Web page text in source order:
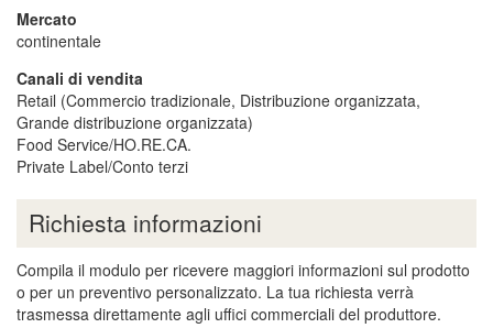
Mercato
continentale
Canali di vendita
Retail (Commercio tradizionale, Distribuzione organizzata,
Grande distribuzione organizzata)
Food Service/HO.RE.CA.
Private Label/Conto terzi
Richiesta informazioni
Compila il modulo per ricevere maggiori informazioni sul prodotto
o per un preventivo personalizzato. La tua richiesta verrà
trasmessa direttamente agli uffici commerciali del produttore.